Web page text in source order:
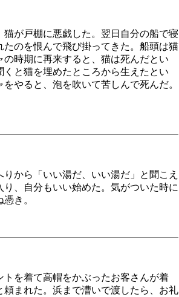
が戸棚に悪戯した。翌日自分の船で寝
のを恨んで飛び掛ってきた。船頭は猫
時期に再来すると、猫は死んだとい
と猫を埋めたところから生えたとい
やると、泡を吹いて苦しんで死んだ。
から「いい湯だ、いい湯だ」と聞こえ
、自分もいい始めた。気がついた時に
き。
を着て高帽をかぶったお客さんが着
まれた。浜まで漕いで渡したら、お礼